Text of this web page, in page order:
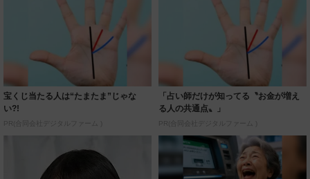
宝くじ当たる人は“たまたま”じゃな
い?!
PR(合同会社デジタルファーム )
「占い師だけが知ってる〝お金が増え
る人の共通点〟」
PR(合同会社デジタルファーム )